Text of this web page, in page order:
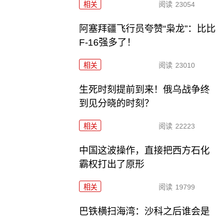
相关 阅读 23054
阿塞拜疆飞行员夸赞“枭龙”：比比
F-16强多了！
相关 阅读 23010
生死时刻提前到来！俄乌战争终
到见分晓的时刻？
相关 阅读 22223
中国这波操作，直接把西方石化
霸权打出了原形
相关 阅读 19799
巴铁横扫海湾：沙科之后谁会是